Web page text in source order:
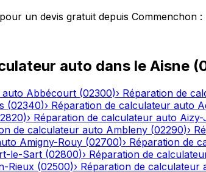
un devis gratuit depuis Commenchon :
auto dans le Aisne (
Abbécourt (02300)› Réparation de
(02340)› Réparation de calculateur auto
)› Réparation de calculateur auto
de calculateur auto Ambleny (02290)›
Amigny-Rouy (02700)› Réparation de
le-Sart (02800)› Réparation de
Rieux (02500)› Réparation de calculateur